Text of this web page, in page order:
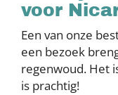
voor
Een van onze
een bezoek
regenwoud. Het
is prachtig!